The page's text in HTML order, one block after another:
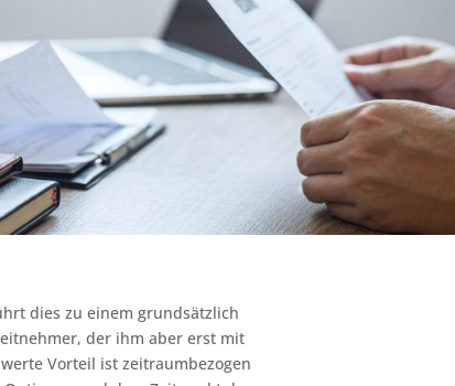
dies zu einem grundsätzlich
der ihm aber erst mit
Vorteil ist zeitraumbezogen